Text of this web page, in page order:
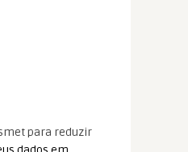
para reduzir